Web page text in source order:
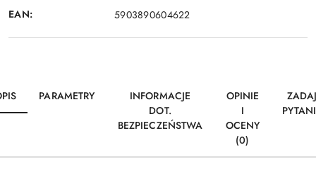
EAN: 5903890604622
PARAMETRY
INFORMACJE
DOT.
BEZPIECZEŃSTWA
OPINIE
I
OCENY
(0)